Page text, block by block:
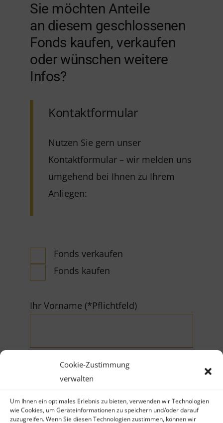
Cookie-Zustimmung
verwalten
Um Ihnen ein optimales Erlebnis zu bieten, verwenden wir Technologien
wie Cookies, um Geräteinformationen zu speichern und/oder darauf
zuzugreifen. Wenn Sie diesen Technologien zustimmen, können wir
Sie möchten Anteile
an diesem geschlossenen
Fonds kaufen, verkaufen
oder wünschen weitere
Infos?
Kontaktformular
Nutzen Sie gern unser
Kontaktformular – wir melden uns
umgehend bei Ihnen zu Ihrem
Anliegen:
Fonds verkaufen
Fonds kaufen
Ihr Vorname (*Pflichtfeld)